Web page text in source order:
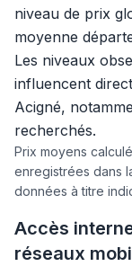
niveau de prix
moyenne
Les niveaux
influencent
Acigné,
recherchés.
Prix moyens
enregistrées dans
données à titre
Accès
réseaux